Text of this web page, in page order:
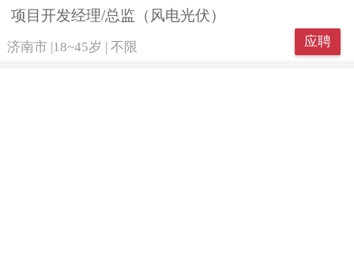
项目开发经理/总监（风电光伏）
济南市 |18~45岁 | 不限 应聘